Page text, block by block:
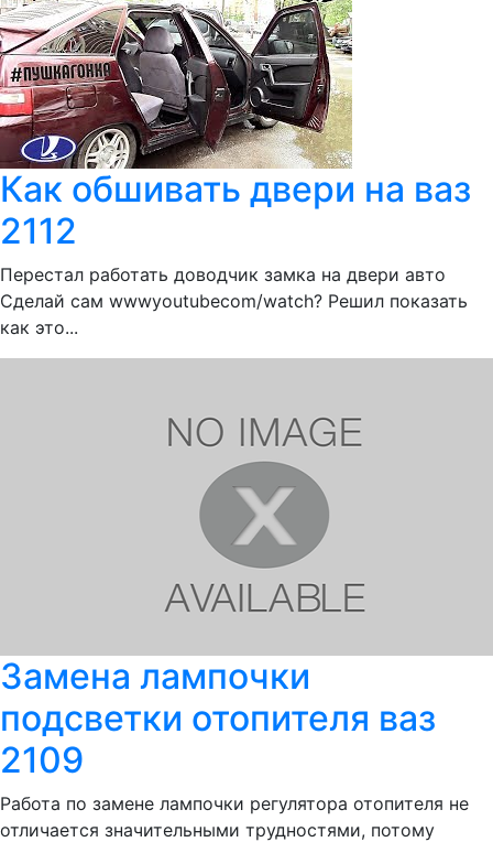
Как обшивать двери на ваз
2112
Перестал работать доводчик замка на двери авто
Сделай сам wwwyoutubecom/watch? Решил показать
как это...
Замена лампочки
подсветки отопителя ваз
2109
Работа по замене лампочки регулятора отопителя не
отличается значительными трудностями, потому